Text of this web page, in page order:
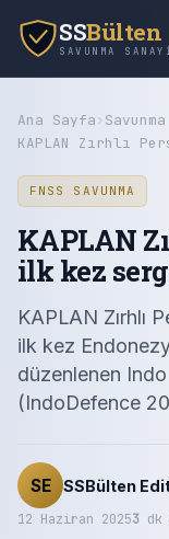
SSBülten
SAVUNMA
Ana Sayfa›
KAPLAN Zırhlı
FNSS SAVUNMA
KAPLAN
ilk kez
KAPLAN Zırhlı
ilk kez
düzenlenen
(IndoDefence
SE SSBülten
12 Haziran 20253 dk